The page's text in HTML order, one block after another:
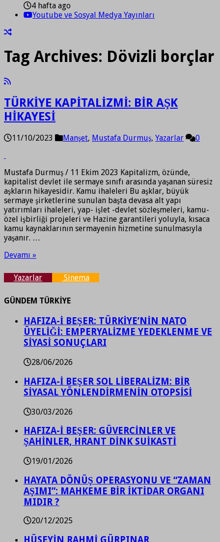
4 hafta ago
Youtube ve Sosyal Medya Yayınları
Tag Archives: Dövizli borçlar
TÜRKİYE KAPİTALİZMİ: BİR AŞK
HİKAYESİ
11/10/2023 Manşet, Mustafa Durmuş, Yazarlar 0
Mustafa Durmuş / 11 Ekim 2023 Kapitalizm, özünde,
kapitalist devlet ile sermaye sınıfı arasında yaşanan süresiz
aşkların hikayesidir. Kamu ihaleleri Bu aşklar, büyük
sermaye şirketlerine sunulan başta devasa alt yapı
yatırımları ihaleleri, yap- işlet -devlet sözleşmeleri, kamu-
özel işbirliği projeleri ve Hazine garantileri yoluyla, kısaca
kamu kaynaklarının sermayenin hizmetine sunulmasıyla
yaşanır. …
Devamı »
Yazarlar Sinema
GÜNDEM TÜRKİYE
HAFIZA-İ BEŞER: TÜRKİYE’NİN NATO
ÜYELİĞİ: EMPERYALİZME YEDEKLENME VE
SİYASİ SONUÇLARI
28/06/2026
HAFIZA-İ BEŞER SOL LİBERALİZM: BİR
SİYASAL YÖNLENDİRMENİN OTOPSİSİ
30/03/2026
HAFIZA-İ BEŞER: GÜVERCİNLER VE
ŞAHİNLER, HRANT DİNK SUİKASTİ
19/01/2026
HAYATA DÖNÜŞ OPERASYONU VE “ZAMAN
AŞIMI”: MAHKEME BİR İKTİDAR ORGANI
MIDIR ?
20/12/2025
HÜSEYİN RAHMİ GÜRPINAR